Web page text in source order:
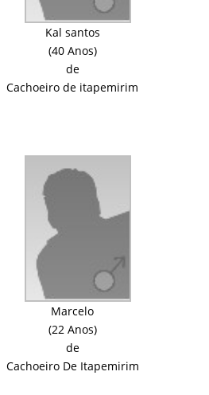
Kal santos
(40 Anos)
de
Cachoeiro de itapemirim
Marcelo
(22 Anos)
de
Cachoeiro De Itapemirim